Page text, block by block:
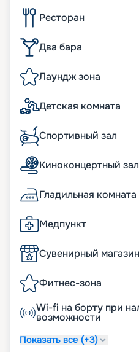
Ресторан
Два бара
Лаундж зона
Детская комната
Спортивный зал
Киноконцертный зал
Гладильная комната
Медпункт
Сувенирный магазин
Фитнес-зона
Wi-fi на борту при
возможности
Показать все (+3)